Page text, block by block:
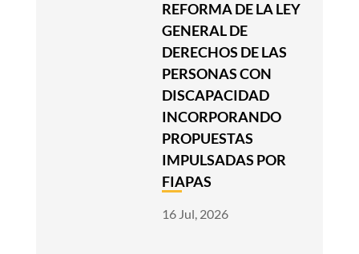
REFORMA DE LA LEY
GENERAL DE
DERECHOS DE LAS
PERSONAS CON
DISCAPACIDAD
INCORPORANDO
PROPUESTAS
IMPULSADAS POR
FIAPAS
16 Jul, 2026